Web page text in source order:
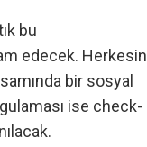
bu
edecek. Herkesin
bir sosyal
ise check-